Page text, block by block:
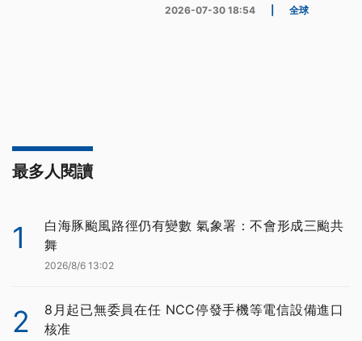
2026-07-30 18:54 全球
最多人閱讀
1
白海豚颱風路徑仍有變數 氣象署：不會形成三颱共
舞
2026/8/6 13:02
2
8月起已無委員在任 NCC停發手機等電信設備進口
核准